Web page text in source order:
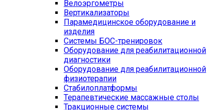
Велоэргометры
Вертикализаторы
Парамедицинское оборудование и
изделия
Системы БОС-тренировок
Оборудование для реабилитационной
диагностики
Оборудование для реабилитационной
физиотерапии
Стабилоплатформы
Терапевтические массажные столы
Тракционные системы